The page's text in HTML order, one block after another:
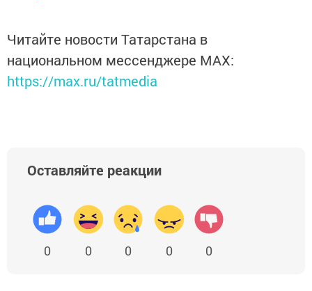
Читайте новости Татарстана в
национальном мессенджере MАХ:
https://max.ru/tatmedia
Оставляйте реакции
0 0 0 0 0